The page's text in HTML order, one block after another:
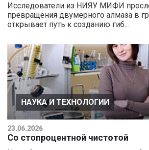
Исследователи из НИЯУ МИФИ
превращения двумерного алмаза в
открывает путь к созданию гиб...
НАУКА И ТЕХНОЛОГИИ
23.06.2026
Со стопроцентной чистотой